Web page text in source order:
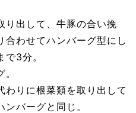
り出して、牛豚の合い挽
合わせてハンバーグ型にし
3分。
わりに根菜類を取り出して
バーグと同じ。